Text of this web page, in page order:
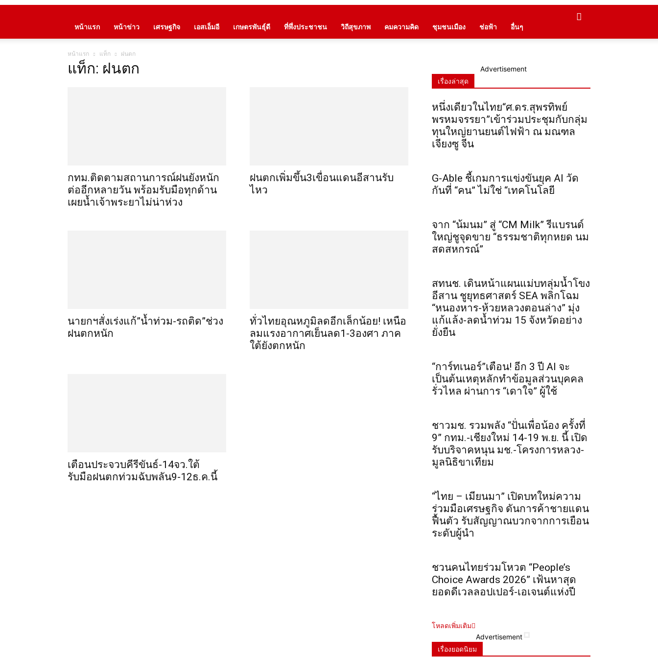
หน้าแรก หน้าข่าว เศรษฐกิจ เอสเอ็มอี เกษตรพันธุ์ดี ที่พึ่งประชาชน วิถีสุขภาพ คมความคิด ชุมชนเมือง ช่อฟ้า อื่นๆ
หน้าแรก แท็ก ฝนตก
แท็ก: ฝนตก
กทม.ติดตามสถานการณ์ฝนยังหนัก
ต่ออีกหลายวัน พร้อมรับมือทุกด้าน
เผยน้ำเจ้าพระยาไม่น่าห่วง
ฝนตกเพิ่มขึ้น3เขื่อนแดนอีสานรับ
ไหว
นายกฯสั่งเร่งแก้”น้ำท่วม-รถติด”ช่วง
ฝนตกหนัก
ทั่วไทยอุณหภูมิลดอีกเล็กน้อย! เหนือ
ลมแรงอากาศเย็นลด1-3องศา ภาค
ใต้ยังตกหนัก
เตือนประจวบคีรีขันธ์-14จว.ใต้
รับมือฝนตกท่วมฉับพลัน9-12ธ.ค.นี้
Advertisement
เรื่องล่าสุด
หนึ่งเดียวในไทย“ศ.ดร.สุพรทิพย์
พรหมจรรยา”เข้าร่วมประชุมกับกลุ่ม
ทุนใหญ่ยานยนต์ไฟฟ้า ณ มณฑล
เจียงซู จีน
G-Able ชี้เกมการแข่งขันยุค AI วัด
กันที่ “คน” ไม่ใช่ “เทคโนโลยี
จาก “น้มนม” สู่ “CM Milk” รีแบรนด์
ใหญ่ชูจุดขาย “ธรรมชาติทุกหยด นม
สดสหกรณ์”
สทนช. เดินหน้าแผนแม่บทลุ่มน้ำโขง
อีสาน ชูยุทธศาสตร์ SEA พลิกโฉม
“หนองหาร-ห้วยหลวงตอนล่าง” มุ่ง
แก้แล้ง-ลดน้ำท่วม 15 จังหวัดอย่าง
ยั่งยืน
“การ์ทเนอร์”เตือน! อีก 3 ปี AI จะ
เป็นต้นเหตุหลักทำข้อมูลส่วนบุคคล
รั่วไหล ผ่านการ “เดาใจ” ผู้ใช้
ชาวมช. รวมพลัง “ปั่นเพื่อน้อง ครั้งที่
9” กทม.-เชียงใหม่ 14-19 พ.ย. นี้ เปิด
รับบริจาคหนุน มช.-โครงการหลวง-
มูลนิธิขาเทียม
“ไทย – เมียนมา” เปิดบทใหม่ความ
ร่วมมือเศรษฐกิจ ดันการค้าชายแดน
ฟื้นตัว รับสัญญาณบวกจากการเยือน
ระดับผู้นำ
ชวนคนไทยร่วมโหวต “People’s
Choice Awards 2026” เฟ้นหาสุด
ยอดดีเวลลอปเปอร์-เอเจนต์แห่งปี
โหลดเพิ่มเติม
Advertisement
เรื่องยอดนิยม